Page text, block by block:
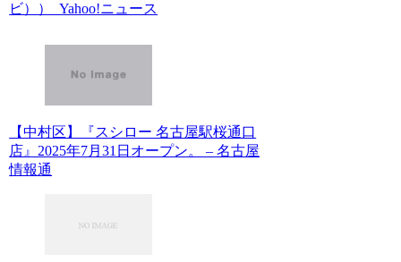
ビ）） Yahoo!ニュース
【中村区】『スシロー 名古屋駅桜通口
店』2025年7月31日オープン。 – 名古屋
情報通